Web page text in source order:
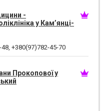
-
у Кам’янці-
48 +380(97)782-45-70
Прокопової у